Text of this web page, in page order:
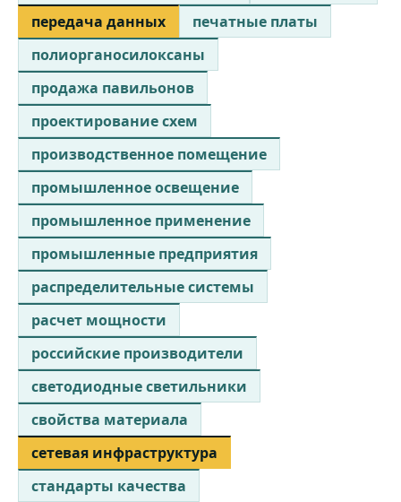
передача данных
печатные платы
полиорганосилоксаны
продажа павильонов
проектирование схем
производственное помещение
промышленное освещение
промышленное применение
промышленные предприятия
распределительные системы
расчет мощности
российские производители
светодиодные светильники
свойства материала
сетевая инфраструктура
стандарты качества